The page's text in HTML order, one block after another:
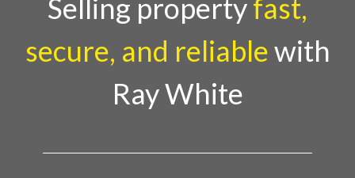
Selling propertyfast,
secure, and reliablewith
Ray White